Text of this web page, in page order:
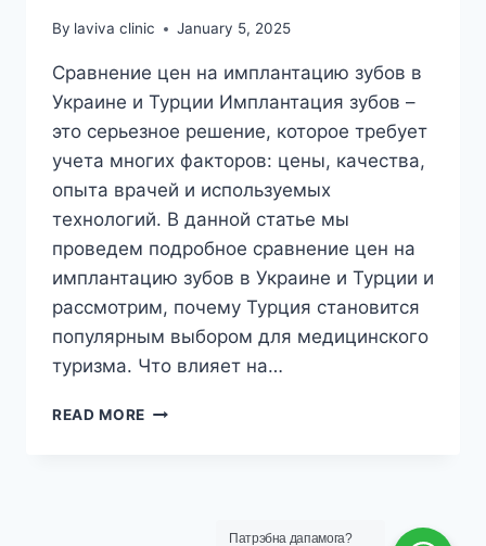
By laviva clinic January 5, 2025
Сравнение цен на имплантацию зубов в
Украине и Турции Имплантация зубов –
это серьезное решение, которое требует
учета многих факторов: цены, качества,
опыта врачей и используемых
технологий. В данной статье мы
проведем подробное сравнение цен на
имплантацию зубов в Украине и Турции и
рассмотрим, почему Турция становится
популярным выбором для медицинского
туризма. Что влияет на…
READ MORE СРАВНЕНИЕ
Патрэбна дапамога?